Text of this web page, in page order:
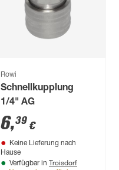
Rowi
Schnellkupplung
1/4" AG
6,39 €
Keine Lieferung nach
Hause
Verfügbar in Troisdorf